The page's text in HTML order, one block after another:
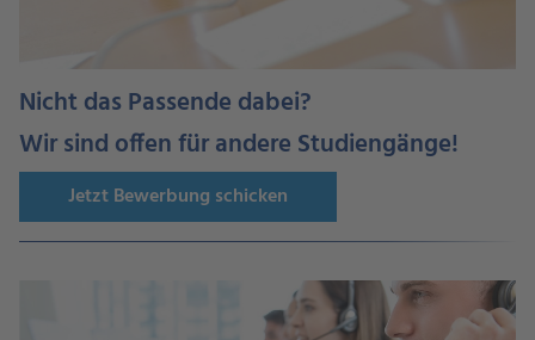
Nicht das Passende dabei?
Wir sind offen für andere Studiengänge!
Jetzt Bewerbung schicken